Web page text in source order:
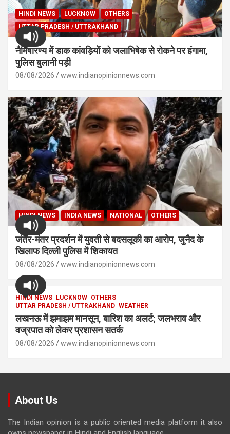
HINDI NEWS LUCKNOW
OTHERS
UTTAR PRADESH / UTTRAKHAND
नैमिषारण्य में डाक कांवड़ियों को जलाभिषेक से रोकने पर हंगामा,
पुलिस बुलानी पड़ी
08/08/2026 www.indianopinionnews.com
HINDI NEWS INDIA NEWS NATIONAL OTHERS
जंतर-मंतर प्रदर्शन में युवती से बदसलूकी का आरोप, जुनैद के
खिलाफ दिल्ली पुलिस में शिकायत
08/08/2026 www.indianopinionnews.com
HINDI NEWS LUCKNOW OTHERS
UTTAR PRADESH / UTTRAKHAND WEATHER
लखनऊ में झमाझम मानसून, बारिश का अलर्ट; जलभराव और
वज्रपात को लेकर प्रशासन सतर्क
08/08/2026 www.indianopinionnews.com
About Us
The Indian opinion is a public oriented media platform it also